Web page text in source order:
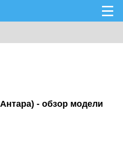
- обзор модели